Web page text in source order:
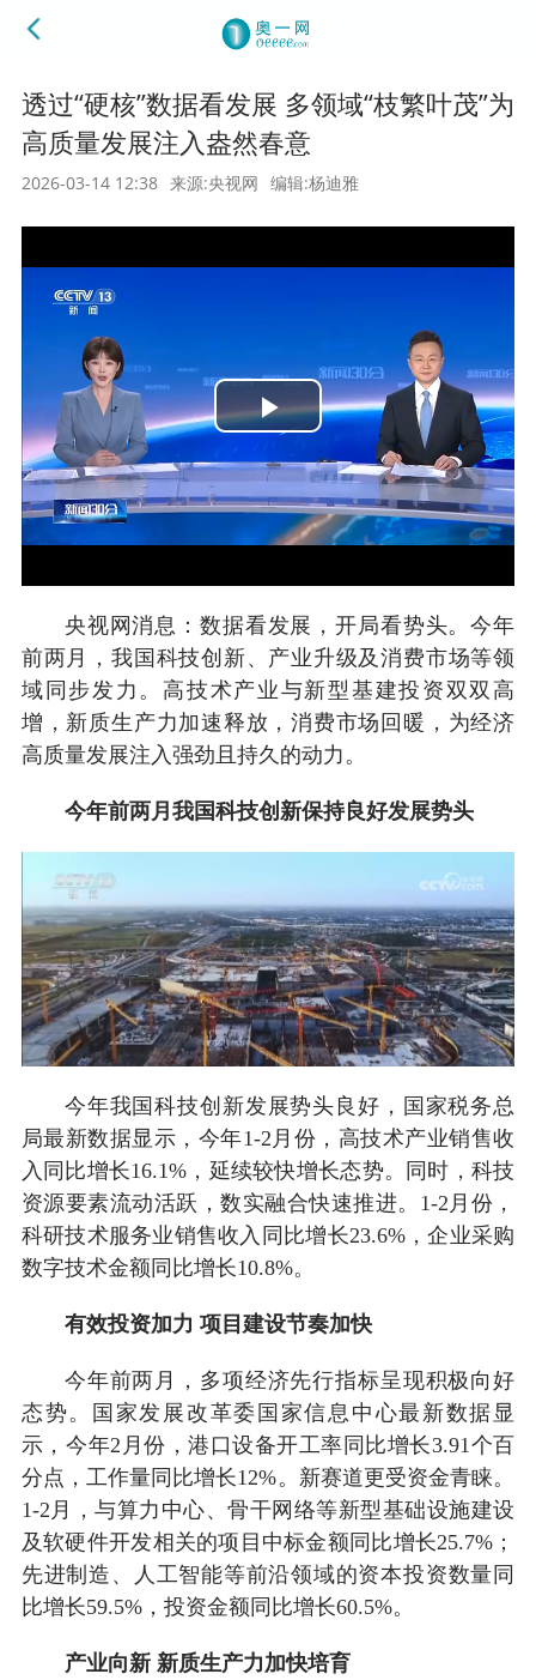
透过“硬核”数据看发展 多领域“枝繁叶茂”为
高质量发展注入盎然春意
2026-03-14 12:38 来源:央视网 编辑:杨迪雅
Play
Video
央视网消息：数据看发展，开局看势头。今年
前两月，我国科技创新、产业升级及消费市场等领
域同步发力。高技术产业与新型基建投资双双高
增，新质生产力加速释放，消费市场回暖，为经济
高质量发展注入强劲且持久的动力。
今年前两月我国科技创新保持良好发展势头
今年我国科技创新发展势头良好，国家税务总
局最新数据显示，今年1-2月份，高技术产业销售收
入同比增长16.1%，延续较快增长态势。同时，科技
资源要素流动活跃，数实融合快速推进。1-2月份，
科研技术服务业销售收入同比增长23.6%，企业采购
数字技术金额同比增长10.8%。
有效投资加力 项目建设节奏加快
今年前两月，多项经济先行指标呈现积极向好
态势。国家发展改革委国家信息中心最新数据显
示，今年2月份，港口设备开工率同比增长3.91个百
分点，工作量同比增长12%。新赛道更受资金青睐。
1-2月，与算力中心、骨干网络等新型基础设施建设
及软硬件开发相关的项目中标金额同比增长25.7%；
先进制造、人工智能等前沿领域的资本投资数量同
比增长59.5%，投资金额同比增长60.5%。
产业向新 新质生产力加快培育